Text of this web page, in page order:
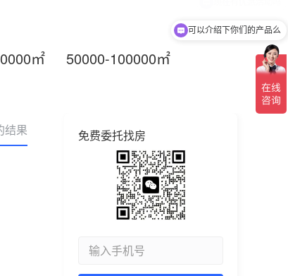
㎡ 50000-100000㎡
结果 免费委托找房
可以介绍下你们的产品么